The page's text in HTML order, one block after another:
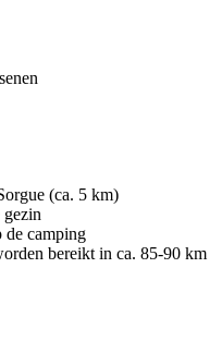
(ca. 5 km)
gezin
de camping
bereikt in ca. 85-90 km